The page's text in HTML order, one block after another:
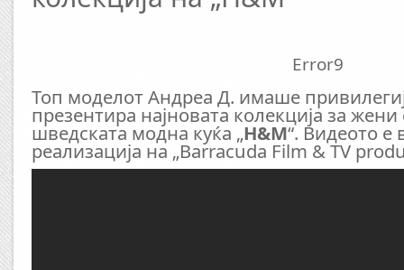
Error9
Топ моделот Андреа Д. имаше
презентира најновата колекција за жени
шведската модна куќа „H&M“. Видеото е
реализација на „Barracuda Film & TV